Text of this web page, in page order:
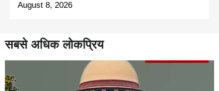
August 8, 2026
सबसे अधिक लोकप्रिय